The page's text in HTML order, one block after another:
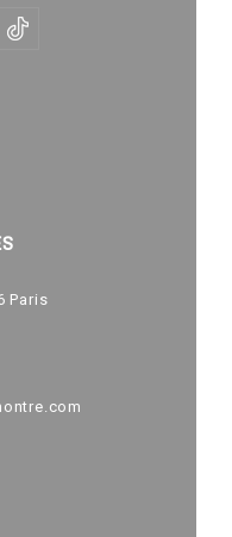
Paris